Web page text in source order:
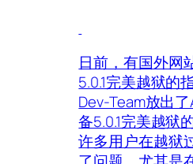
日前，有国外网
5.0.1完美越狱的
Dev-Team放出
备5.0.1完美越狱
许多用户在越狱